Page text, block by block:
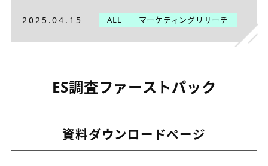
2025.04.15 ALL マーケティングリサーチ
ES調査ファーストパック
資料ダウンロードページ